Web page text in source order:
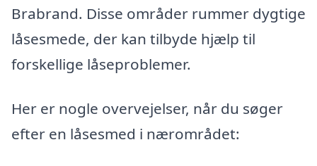
Brabrand. Disse områder rummer dygtige
låsesmede, der kan tilbyde hjælp til
forskellige låseproblemer.
Her er nogle overvejelser, når du søger
efter en låsesmed i nærområdet: